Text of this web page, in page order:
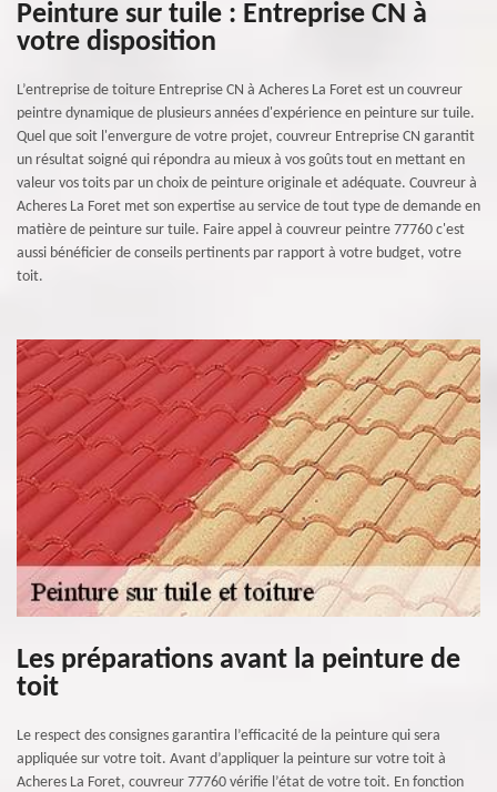
Peinture sur tuile : Entreprise CN à
votre disposition
L’entreprise de toiture Entreprise CN à Acheres La Foret est un couvreur
peintre dynamique de plusieurs années d'expérience en peinture sur tuile.
Quel que soit l'envergure de votre projet, couvreur Entreprise CN garantit
un résultat soigné qui répondra au mieux à vos goûts tout en mettant en
valeur vos toits par un choix de peinture originale et adéquate. Couvreur à
Acheres La Foret met son expertise au service de tout type de demande en
matière de peinture sur tuile. Faire appel à couvreur peintre 77760 c'est
aussi bénéficier de conseils pertinents par rapport à votre budget, votre
toit.
Les préparations avant la peinture de
toit
Le respect des consignes garantira l’efficacité de la peinture qui sera
appliquée sur votre toit. Avant d’appliquer la peinture sur votre toit à
Acheres La Foret, couvreur 77760 vérifie l’état de votre toit. En fonction